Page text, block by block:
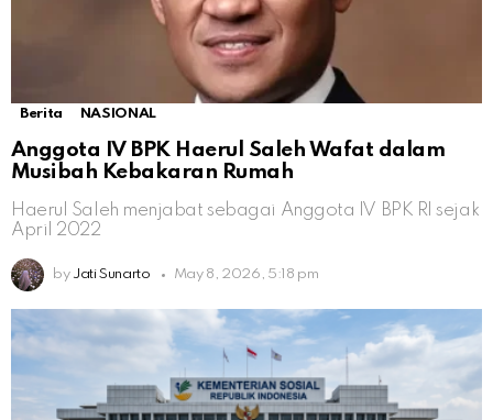
Berita NASIONAL
Anggota IV BPK Haerul Saleh Wafat dalam
Musibah Kebakaran Rumah
Haerul Saleh menjabat sebagai Anggota IV BPK RI sejak
April 2022
by Jati Sunarto May 8, 2026, 5:18 pm